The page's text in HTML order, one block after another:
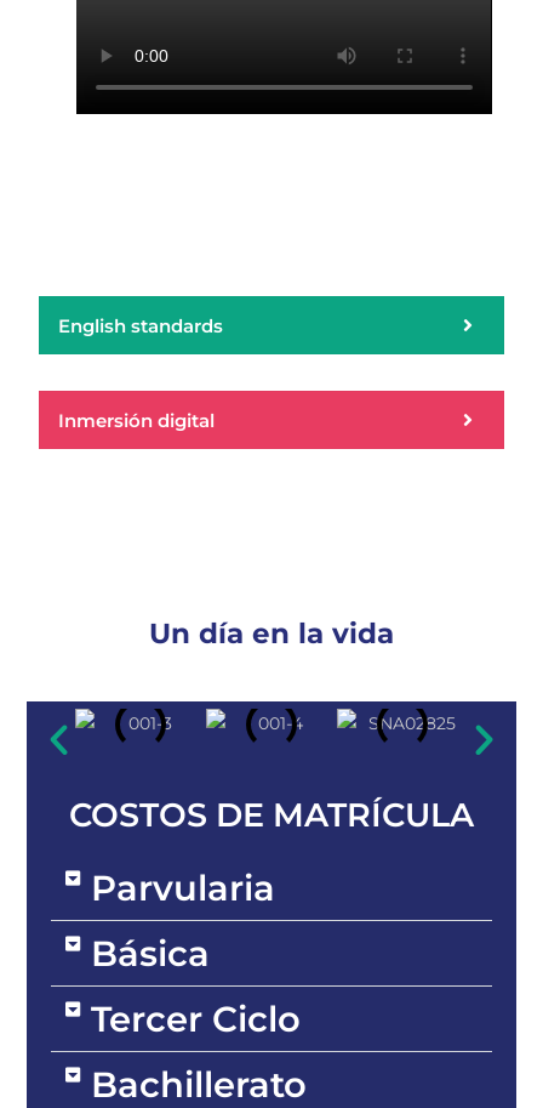
English standards
Inmersión digital
Un día en la vida
COSTOS DE MATRÍCULA
Parvularia
Básica
Tercer Ciclo
Bachillerato